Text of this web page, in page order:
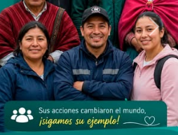
Next